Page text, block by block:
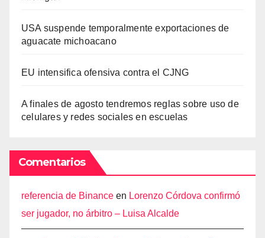
USA suspende temporalmente exportaciones de
aguacate michoacano
EU intensifica ofensiva contra el CJNG
A finales de agosto tendremos reglas sobre uso de
celulares y redes sociales en escuelas
Comentarios
referencia de Binance en Lorenzo Córdova confirmó
ser jugador, no árbitro – Luisa Alcalde